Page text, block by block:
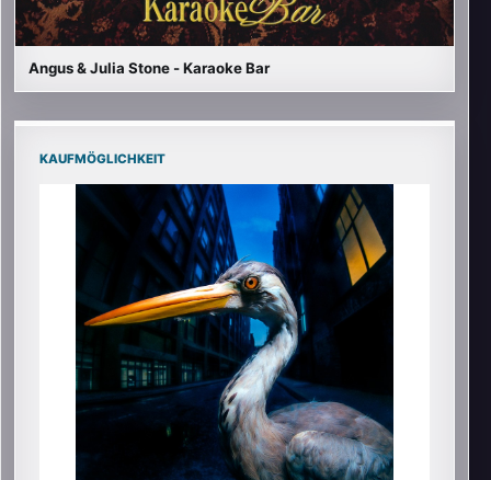
Angus & Julia Stone - Karaoke Bar
KAUFMÖGLICHKEIT